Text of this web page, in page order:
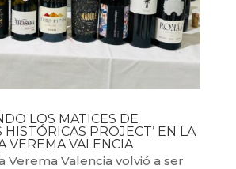
LOS MATICES DE
HISTÓRICAS PROJECT’ EN LA
VEREMA VALENCIA
Verema Valencia volvió a ser